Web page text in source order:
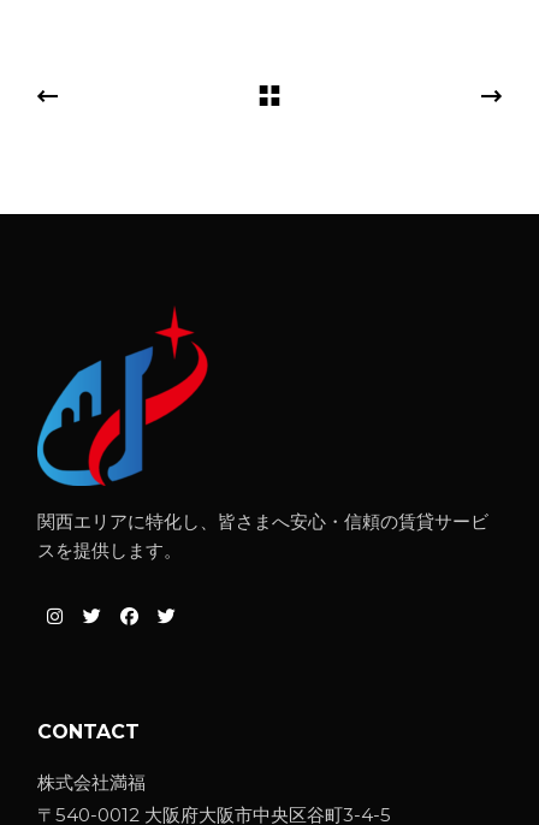
関西エリアに特化し、皆さまへ安心・信頼の賃貸サービ
スを提供します。
CONTACT
株式会社満福
〒540-0012 大阪府大阪市中央区谷町3-4-5